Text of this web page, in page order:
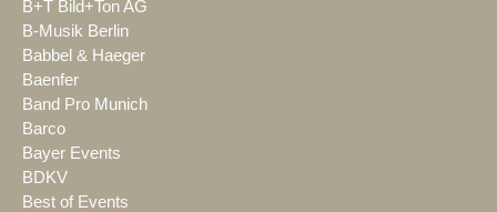
B+T Bild+Ton AG
B-Musik Berlin
Babbel & Haeger
Baenfer
Band Pro Munich
Barco
Bayer Events
BDKV
Best of Events